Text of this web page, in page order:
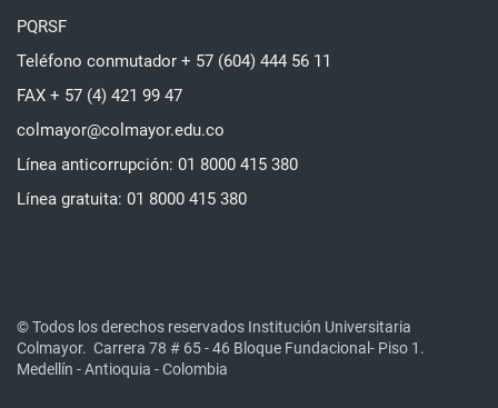
PQRSF
Teléfono conmutador + 57 (604) 444 56 11
FAX + 57 (4) 421 99 47
colmayor@colmayor.edu.co
Línea anticorrupción: 01 8000 415 380
Línea gratuita: 01 8000 415 380
© Todos los derechos reservados Institución Universitaria
Colmayor. Carrera 78 # 65 - 46 Bloque Fundacional- Piso 1.
Medellín - Antioquia - Colombia